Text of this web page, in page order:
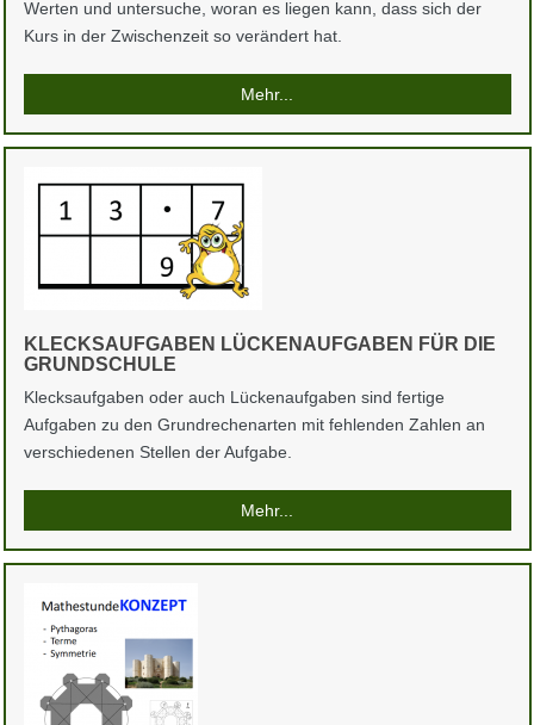
Werten und untersuche, woran es liegen kann, dass sich der
Kurs in der Zwischenzeit so verändert hat.
Mehr...
KLECKSAUFGABEN LÜCKENAUFGABEN FÜR DIE
GRUNDSCHULE
Klecksaufgaben oder auch Lückenaufgaben sind fertige
Aufgaben zu den Grundrechenarten mit fehlenden Zahlen an
verschiedenen Stellen der Aufgabe.
Mehr...